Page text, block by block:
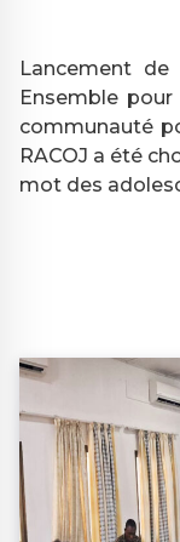
Lancement
Ensemble
communauté
RACOJ a été
mot des